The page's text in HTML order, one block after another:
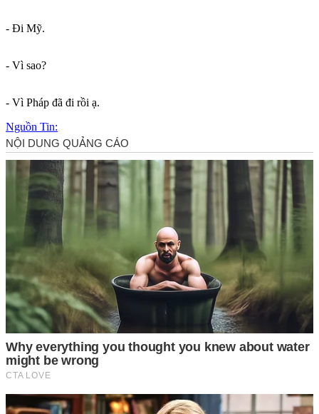
- Đi Mỹ.
- Vì sao?
- Vì Pháp đã đi rồi ạ.
Nguồn Tin: